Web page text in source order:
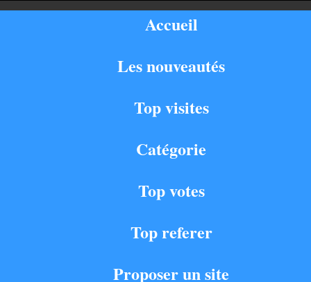
Accueil
Les nouveautés
Top visites
Catégorie
Top votes
Top referer
Proposer un site